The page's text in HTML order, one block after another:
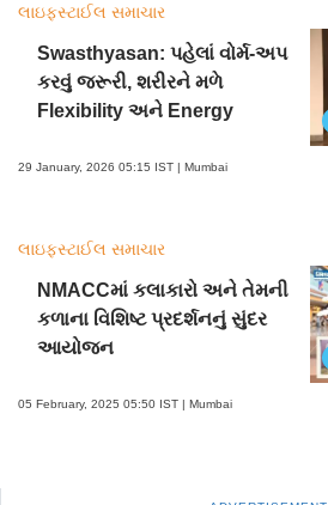
લાઇફસ્ટાઈલ સમાચાર
Swasthyasan: પહેલાં વોર્મ-અપ
કરવું જરૂરી, શરીરને મળે
Flexibility અને Energy
29 January, 2026 05:15 IST | Mumbai
લાઇફસ્ટાઈલ સમાચાર
NMACCમાં કલાકારો અને તેમની
કળાના વિશિષ્ટ પ્રદર્શનનું સુંદર
આયોજન
05 February, 2025 05:50 IST | Mumbai